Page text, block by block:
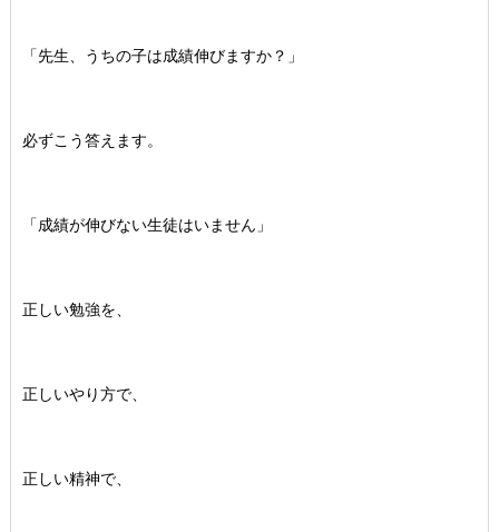
「先生、うちの子は成績伸びますか？」
必ずこう答えます。
「成績が伸びない生徒はいません」
正しい勉強を、
正しいやり方で、
正しい精神で、